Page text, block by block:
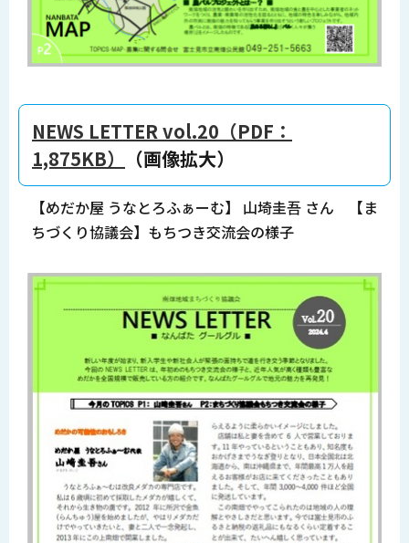
NEWS LETTER vol.20（PDF：
1,875KB）
（画像拡大）
【めだか屋 うなとろふぁーむ】 山埼圭吾 さん 【ま
ちづくり協議会】もちつき交流会の様子